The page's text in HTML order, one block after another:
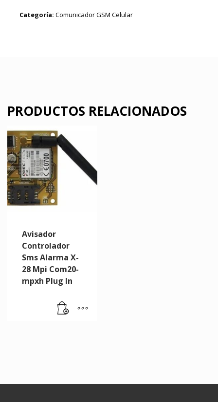
Categoría: Comunicador GSM Celular
PRODUCTOS RELACIONADOS
Avisador
Controlador
Sms Alarma X-
28 Mpi Com20-
mpxh Plug In